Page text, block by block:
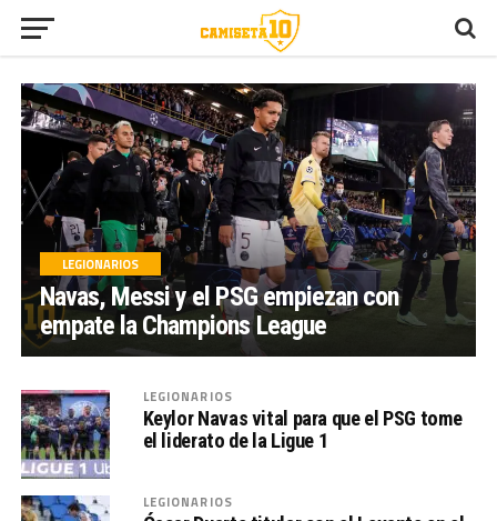
LEGIONARIOS
Navas, Messi y el PSG empiezan con
empate la Champions League
LEGIONARIOS
Keylor Navas vital para que el PSG tome
el liderato de la Ligue 1
LEGIONARIOS